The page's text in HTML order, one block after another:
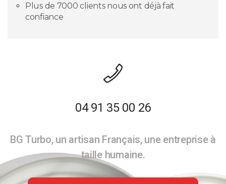
Plus de 7000 clients nous ont déjà fait
confiance
04 91 35 00 26
BG Turbo, un artisan Français, une entreprise à
taille humaine.